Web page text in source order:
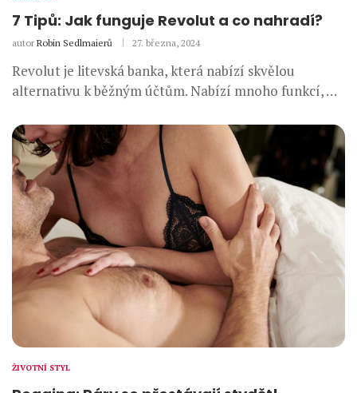
7 Tipů: Jak funguje Revolut a co nahradí?
autor Robin Sedlmaierů 27. března, 2024
Revolut je litevská banka, která nabízí skvělou
alternativu k běžným účtům. Nabízí mnoho funkcí, …
ŽIVOTNÍ STYL